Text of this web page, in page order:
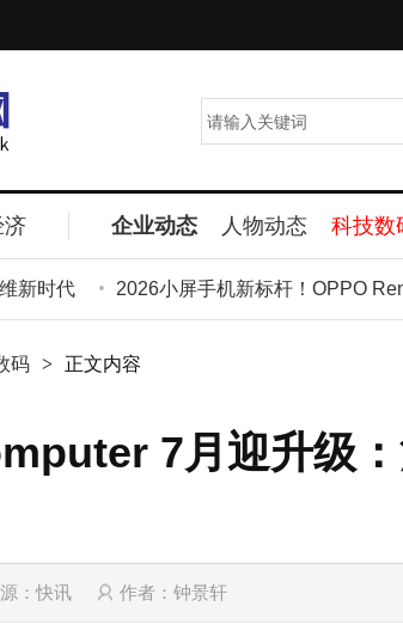
济 企业动态 人物动态 科技数
时代 2026小屏手机新标杆！OPPO
码 > 正文内容
7月迎升级
：快讯 作者：钟景轩